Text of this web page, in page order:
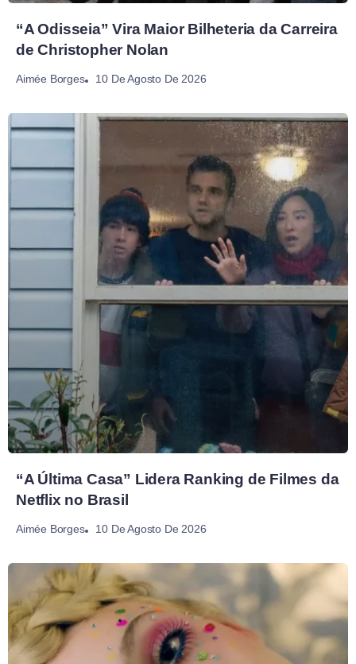
“A Odisseia” Vira Maior Bilheteria da Carreira
de Christopher Nolan
Aimée Borges 10 De Agosto De 2026
“A Última Casa” Lidera Ranking de Filmes da
Netflix no Brasil
Aimée Borges 10 De Agosto De 2026